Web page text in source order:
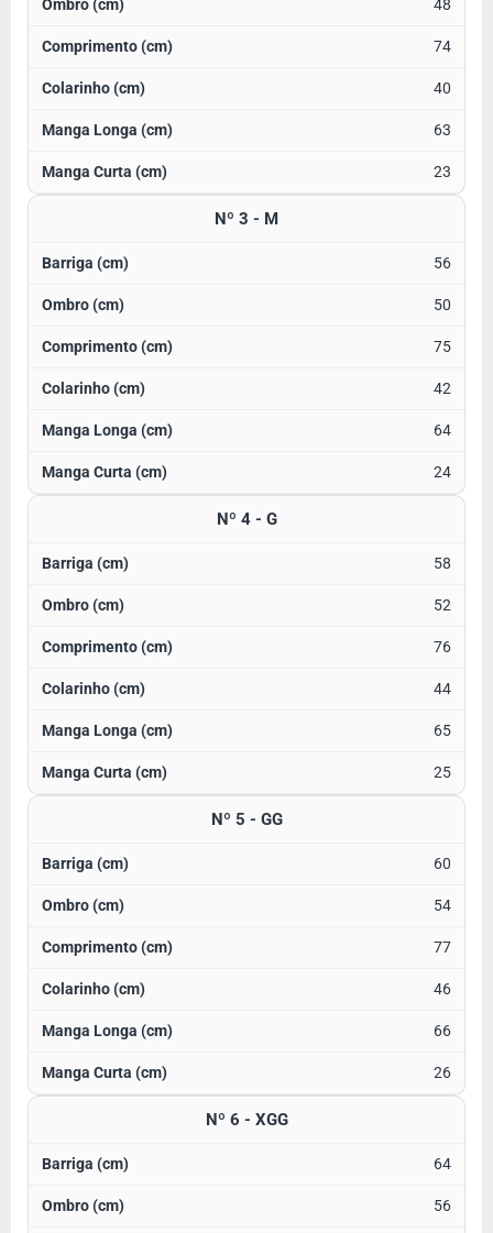
48
74
40
63
23
Nº 3 - M
56
50
75
42
64
24
Nº 4 - G
58
52
76
44
65
25
Nº 5 - GG
60
54
77
46
66
26
Nº 6 - XGG
64
56